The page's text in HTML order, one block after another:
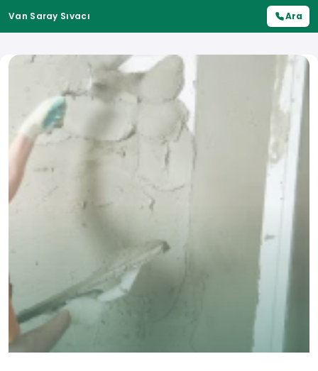
Van Saray Sıvacı Ara